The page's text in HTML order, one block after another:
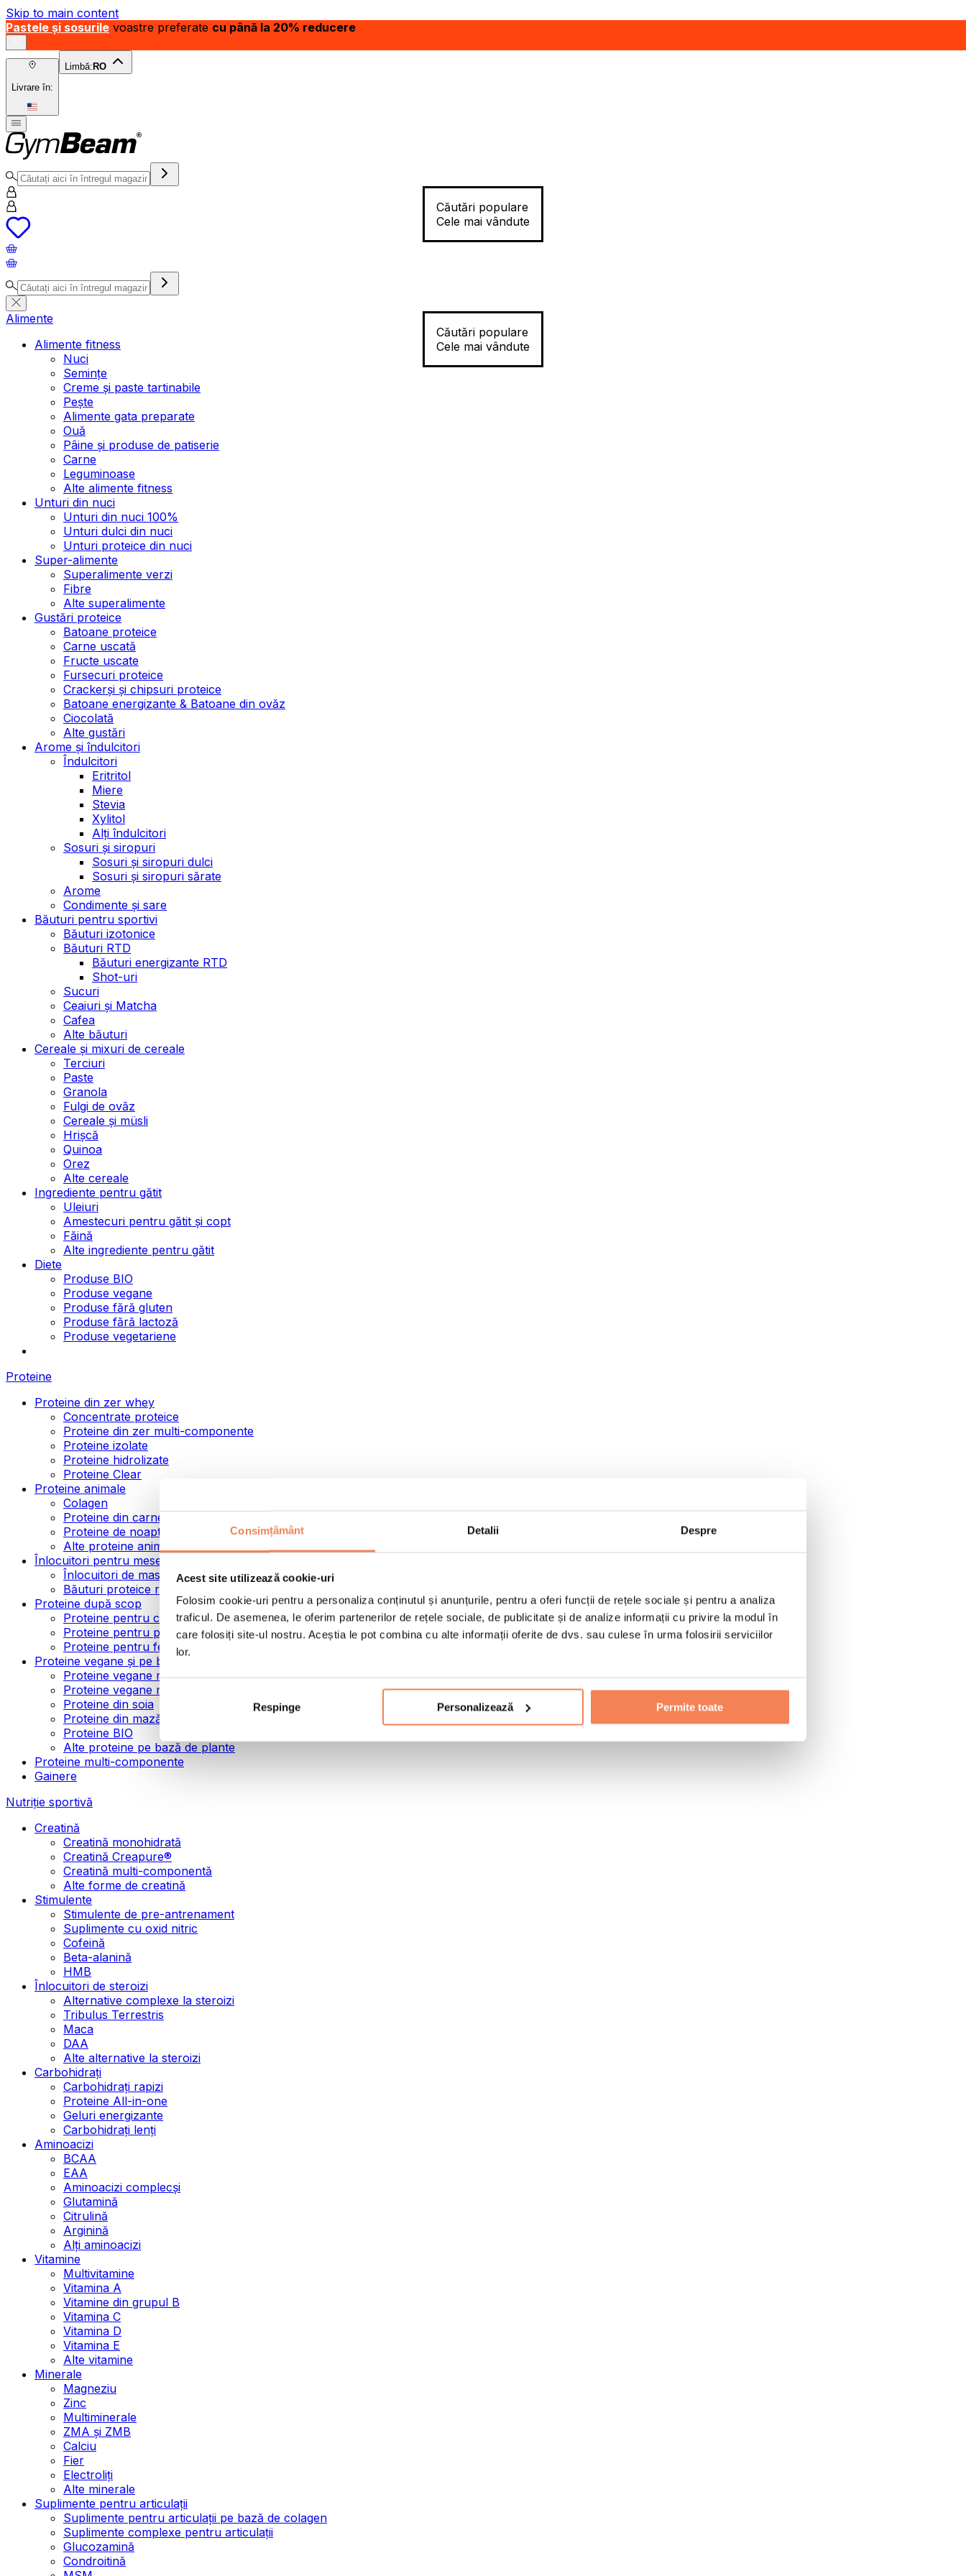
Consimțământ Detalii Despre
Acest site utilizează cookie-uri
Folosim cookie-uri pentru a personaliza conținutul și anunțurile, pentru a oferi funcții de rețele sociale și pentru a analiza
traficul. De asemenea, le oferim partenerilor de rețele sociale, de publicitate și de analize informații cu privire la modul în
care folosiți site-ul nostru. Aceștia le pot combina cu alte informații oferite de dvs. sau culese în urma folosirii serviciilor
lor.
Respinge Personalizează Permite toate
Skip to main content
Pastele și sosurile voastre preferate cu până la 20% reducere
Livrare în:
Limbă: RO
Căutări populare
Cele mai vândute
Căutări populare
Cele mai vândute
Alimente
Alimente fitness
Nuci
Semințe
Creme și paste tartinabile
Pește
Alimente gata preparate
Ouă
Pâine și produse de patiserie
Carne
Leguminoase
Alte alimente fitness
Unturi din nuci
Unturi din nuci 100%
Unturi dulci din nuci
Unturi proteice din nuci
Super-alimente
Superalimente verzi
Fibre
Alte superalimente
Gustări proteice
Batoane proteice
Carne uscată
Fructe uscate
Fursecuri proteice
Crackerși și chipsuri proteice
Batoane energizante & Batoane din ovăz
Ciocolată
Alte gustări
Arome și îndulcitori
Îndulcitori
Eritritol
Miere
Stevia
Xylitol
Alți îndulcitori
Sosuri și siropuri
Sosuri și siropuri dulci
Sosuri și siropuri sărate
Arome
Condimente și sare
Băuturi pentru sportivi
Băuturi izotonice
Băuturi RTD
Băuturi energizante RTD
Shot-uri
Sucuri
Ceaiuri și Matcha
Cafea
Alte băuturi
Cereale și mixuri de cereale
Terciuri
Paste
Granola
Fulgi de ovăz
Cereale și müsli
Hrișcă
Quinoa
Orez
Alte cereale
Ingrediente pentru gătit
Uleiuri
Amestecuri pentru gătit și copt
Făină
Alte ingrediente pentru gătit
Diete
Produse BIO
Produse vegane
Produse fără gluten
Produse fără lactoză
Produse vegetariene
Proteine
Proteine din zer whey
Concentrate proteice
Proteine din zer multi-componente
Proteine izolate
Proteine hidrolizate
Proteine Clear
Proteine animale
Colagen
Proteine din carne de vită
Proteine de noapte
Alte proteine animale
Înlocuitori pentru mese
Înlocuitori de masă pulbere
Băuturi proteice ready to drink
Proteine după scop
Proteine pentru creșterea masei musculare
Proteine pentru pierderea în greutate
Proteine pentru femei
Proteine vegane și pe bază de plante
Proteine vegane mono-componente
Proteine vegane multi-componente
Proteine din soia
Proteine din mazăre
Proteine BIO
Alte proteine pe bază de plante
Proteine multi-componente
Gainere
Nutriție sportivă
Creatină
Creatină monohidrată
Creatină Creapure®
Creatină multi-componentă
Alte forme de creatină
Stimulente
Stimulente de pre-antrenament
Suplimente cu oxid nitric
Cofeină
Beta-alanină
HMB
Înlocuitori de steroizi
Alternative complexe la steroizi
Tribulus Terrestris
Maca
DAA
Alte alternative la steroizi
Carbohidrați
Carbohidrați rapizi
Proteine All-in-one
Geluri energizante
Carbohidrați lenți
Aminoacizi
BCAA
EAA
Aminoacizi complecși
Glutamină
Citrulină
Arginină
Alți aminoacizi
Vitamine
Multivitamine
Vitamina A
Vitamine din grupul B
Vitamina C
Vitamina D
Vitamina E
Alte vitamine
Minerale
Magneziu
Zinc
Multiminerale
ZMA și ZMB
Calciu
Fier
Electroliți
Alte minerale
Suplimente pentru articulații
Suplimente pentru articulații pe bază de colagen
Suplimente complexe pentru articulații
Glucozamină
Condroitină